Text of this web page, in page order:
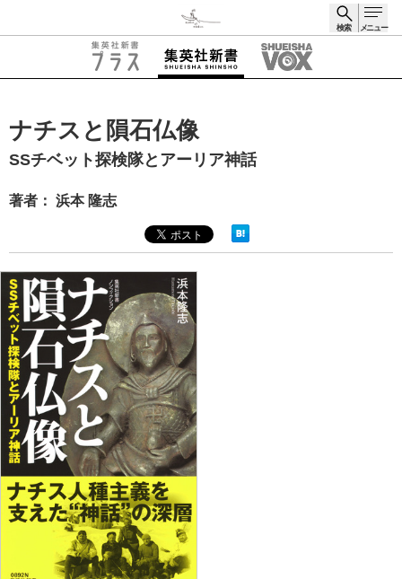
検索 メニュー
ナチスと隕石仏像
SSチベット探検隊とアーリア神話
著者： 浜本 隆志